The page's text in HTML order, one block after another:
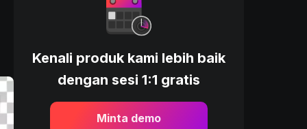
Kenali produk kami lebih baik
dengan sesi 1:1 gratis
Minta demo